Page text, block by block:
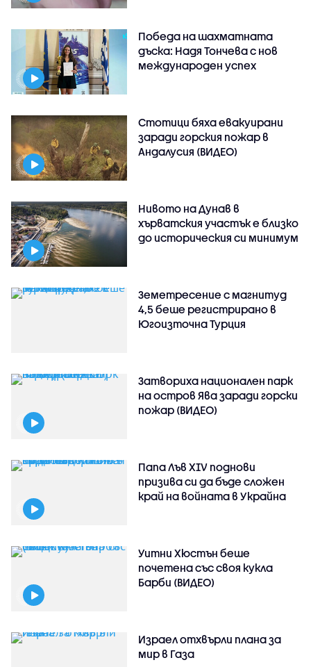
Победа на шахматната
дъска: Надя Тончева с нов
международен успех
Стотици бяха евакуирани
заради горския пожар в
Андалусия (ВИДЕО)
Нивото на Дунав в
хърватския участък е близко
до историческия си минимум
Земетресение с магнитуд
4,5 беше регистрирано в
Югоизточна Турция
Затвориха национален парк
на остров Ява заради горски
пожар (ВИДЕО)
Папа Лъв XIV поднови
призива си да бъде сложен
край на войната в Украйна
Уитни Хюстън беше
почетена със своя кукла
Барби (ВИДЕО)
Израел отхвърли плана за
мир в Газа